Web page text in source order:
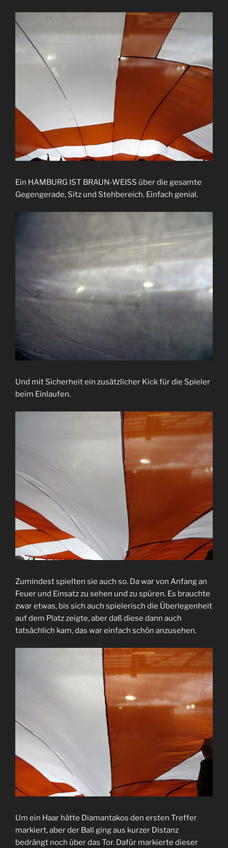
Ein HAMBURG IST BRAUN-WEISS über die gesamte
Gegengerade, Sitz und Stehbereich. Einfach genial.
Und mit Sicherheit ein zusätzlicher Kick für die Spieler
beim Einlaufen.
Zumindest spielten sie auch so. Da war von Anfang an
Feuer und Einsatz zu sehen und zu spüren. Es brauchte
zwar etwas, bis sich auch spielerisch die Überlegenheit
auf dem Platz zeigte, aber daß diese dann auch
tatsächlich kam, das war einfach schön anzusehen.
Um ein Haar hätte Diamantakos den ersten Treffer
markiert, aber der Ball ging aus kurzer Distanz
bedrängt noch über das Tor. Dafür markierte dieser